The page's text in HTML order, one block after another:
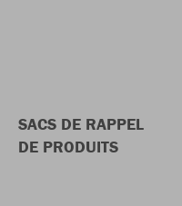
SACS DE RAPPEL
DE PRODUITS